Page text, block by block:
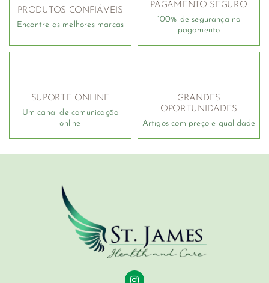
PRODUTOS CONFIÁVEIS
Encontre as melhores marcas
PAGAMENTO SEGURO
100% de segurança no
pagamento
SUPORTE ONLINE
Um canal de comunicação
online
GRANDES
OPORTUNIDADES
Artigos com preço e qualidade